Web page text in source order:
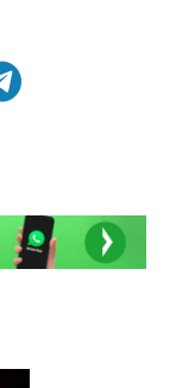
comunas del interior
de emisión